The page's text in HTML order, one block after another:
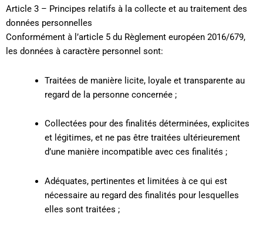
Article 3 – Principes relatifs à la collecte et au traitement des
données personnelles
Conformément à l’article 5 du Règlement européen 2016/679,
les données à caractère personnel sont:
Traitées de manière licite, loyale et transparente au
regard de la personne concernée ;
Collectées pour des finalités déterminées, explicites
et légitimes, et ne pas être traitées ultérieurement
d’une manière incompatible avec ces finalités ;
Adéquates, pertinentes et limitées à ce qui est
nécessaire au regard des finalités pour lesquelles
elles sont traitées ;